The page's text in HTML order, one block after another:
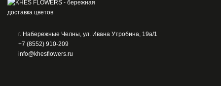
г. Набережные Челны, ул. Ивана Утробина, 19а/1
+7 (8552) 910-209
info@khesflowers.ru